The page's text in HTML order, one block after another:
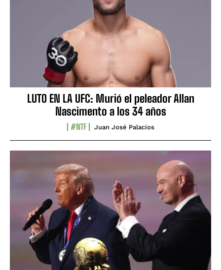
LUTO EN LA UFC: Murió el peleador Allan
Nascimento a los 34 años
#NTF Juan José Palacios